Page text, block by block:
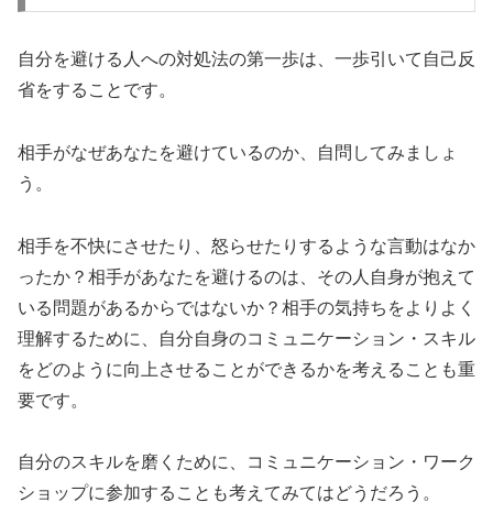
自分を避ける人への対処法の第一歩は、一歩引いて自己反
省をすることです。
相手がなぜあなたを避けているのか、自問してみましょ
う。
相手を不快にさせたり、怒らせたりするような言動はなか
ったか？相手があなたを避けるのは、その人自身が抱えて
いる問題があるからではないか？相手の気持ちをよりよく
理解するために、自分自身のコミュニケーション・スキル
をどのように向上させることができるかを考えることも重
要です。
自分のスキルを磨くために、コミュニケーション・ワーク
ショップに参加することも考えてみてはどうだろう。